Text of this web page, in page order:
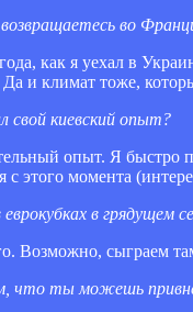
во
как я уехал в
и климат тоже,
свой киевский опыт?
опыт. Я быстро
с этого момента
в грядущем
Возможно, сыграем
что ты можешь